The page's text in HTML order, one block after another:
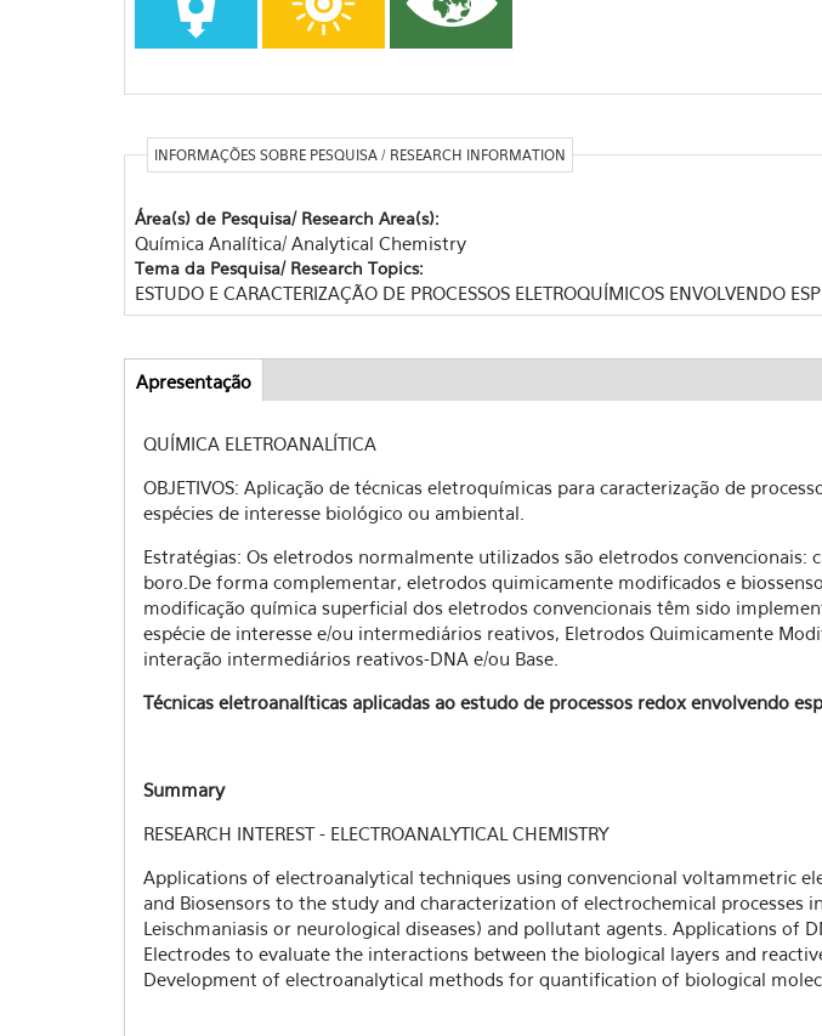
INFORMAÇÕES SOBRE PESQUISA / RESEARCH INFORMATION
Área(s) de Pesquisa/ Research Area(s):
Química Analítica/ Analytical Chemistry
Tema da Pesquisa/ Research Topics:
ESTUDO E CARACTERIZAÇÃO DE PROCESSOS ELETROQUÍMICOS ENVOLVENDO
Abas
Apresentação
ativa)
QUÍMICA ELETROANALÍTICA
OBJETIVOS: Aplicação de técnicas eletroquímicas para caracterização de
espécies de interesse biológico ou ambiental.
Estratégias: Os eletrodos normalmente utilizados são eletrodos
boro.De forma complementar, eletrodos quimicamente modificados e
modificação química superficial dos eletrodos convencionais têm sido
espécie de interesse e/ou intermediários reativos, Eletrodos Quimicamente
interação intermediários reativos-DNA e/ou Base.
Técnicas eletroanalíticas aplicadas ao estudo de processos redox envolvendo
Summary
RESEARCH INTEREST - ELECTROANALYTICAL CHEMISTRY
Applications of electroanalytical techniques using convencional voltammetric
and Biosensors to the study and characterization of electrochemical
Leischmaniasis or neurological diseases) and pollutant agents. Applications of
Electrodes to evaluate the interactions between the biological layers and
Development of electroanalytical methods for quantification of biological